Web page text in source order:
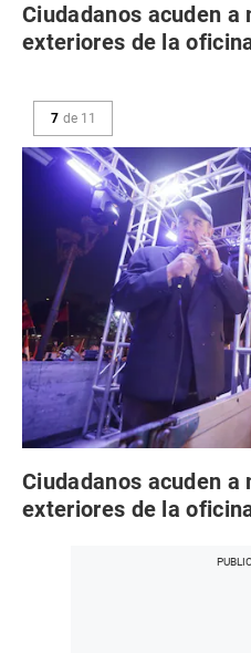
Ciudadanos acuden
exteriores de la
7 de 11
Ciudadanos acuden
exteriores de la